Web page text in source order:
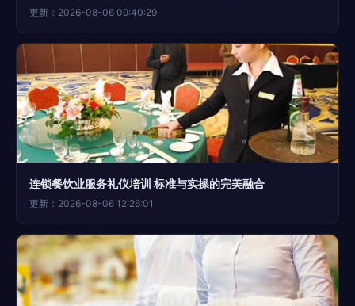
更新：2026-08-06 09:40:29
连锁餐饮业服务礼仪培训 标准与实操的完美融合
更新：2026-08-06 12:26:01